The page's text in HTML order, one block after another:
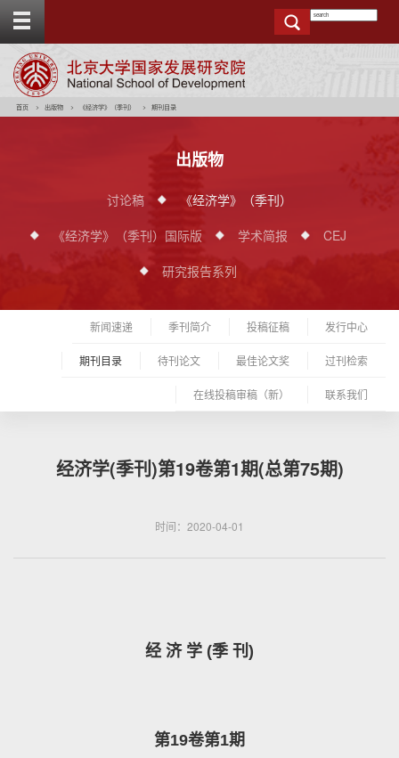
t
首页 出版物 《经济学》（季刊） 期刊目录
出版物
讨论稿
《经济学》（季刊）
《经济学》（季刊）国际版
学术简报
CEJ
研究报告系列
新闻速递 季刊简介 投稿征稿 发行中心
期刊目录 待刊论文 最佳论文奖 过刊检索
在线投稿审稿（新） 联系我们
经济学(季刊)第19卷第1期(总第75期)
时间：2020-04-01
经 济 学 (季 刊 )
第19卷第1期